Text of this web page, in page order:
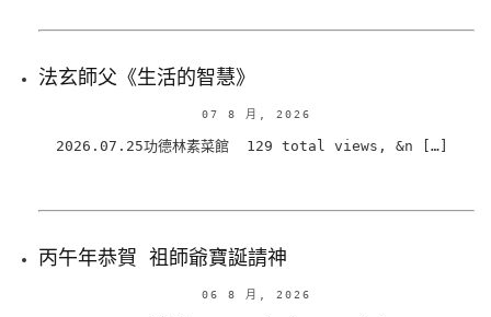
法玄師父《生活的智慧》
07 8 月, 2026
2026.07.25功德林素菜館 129 total views, &n […]
丙午年恭賀 祖師爺寶誕請神
06 8 月, 2026